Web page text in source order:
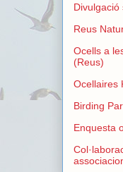
Divulgació
Reus
Ocells a
(Reus)
Ocellaires
Birding
Enquesta